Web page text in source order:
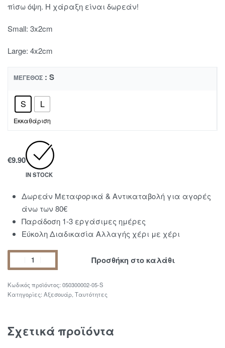
πίσω όψη. Η χάραξη είναι δωρεάν!
Small: 3x2cm
Large: 4x2cm
ΜΈΓΕΘΟΣ : S
S L
Εκκαθάριση
€9.90
IN STOCK
Δωρεάν Μεταφορικά & Αντικαταβολή για αγορές
άνω των 80€
Παράδοση 1-3 εργάσιμες ημέρες
Εύκολη Διαδικασία Αλλαγής χέρι με χέρι
Προσθήκη στο καλάθι
050300002-05-S
Κατηγορίες: Αξεσουάρ Ταυτότητες
Σχετικά προϊόντα